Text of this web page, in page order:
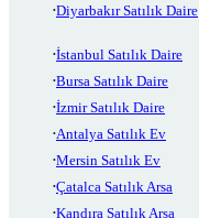
Diyarbakır Satılık Daire
İstanbul Satılık Daire
Bursa Satılık Daire
İzmir Satılık Daire
Antalya Satılık Ev
Mersin Satılık Ev
Çatalca Satılık Arsa
Kandıra Satılık Arsa